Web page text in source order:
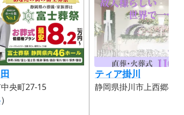
央町27-15
）
ティア掛川
静岡県掛川市上西郷491-2